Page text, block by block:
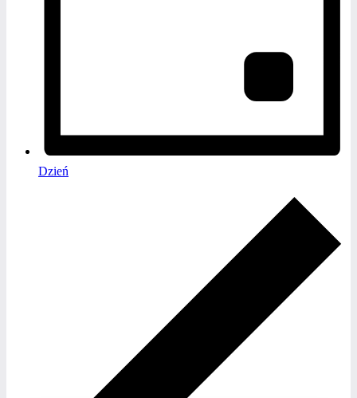
Dzień